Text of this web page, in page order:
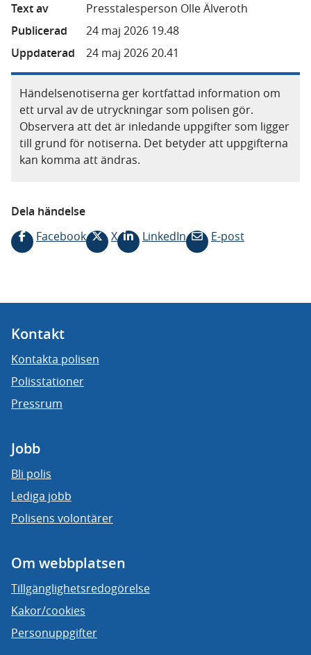
Text av
Presstalesperson Olle Älveroth
Publicerad
24 maj 2026 19.48
Uppdaterad
24 maj 2026 20.41
Händelsenotiserna ger kortfattad information om
ett urval av de utryckningar som polisen gör.
Observera att det är inledande uppgifter som ligger
till grund för notiserna. Det betyder att uppgifterna
kan komma att ändras.
Dela händelse
Facebook
X LinkedIn E-post
Kontakt
Kontakta polisen
Polisstationer
Pressrum
Jobb
Bli polis
Lediga jobb
Polisens volontärer
Om webbplatsen
Tillgänglighetsredogörelse
Kakor/cookies
Personuppgifter